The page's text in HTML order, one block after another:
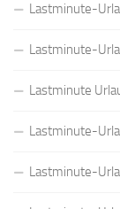
Lastminute-
Lastminute-
Lastminute
Lastminute-
Lastminute-